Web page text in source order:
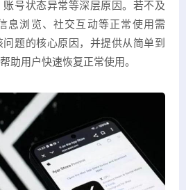
号状态异常等深层原因。若不及
息浏览、社交互动等正常使用需
题的核心原因，并提供从简单到
助用户快速恢复正常使用。